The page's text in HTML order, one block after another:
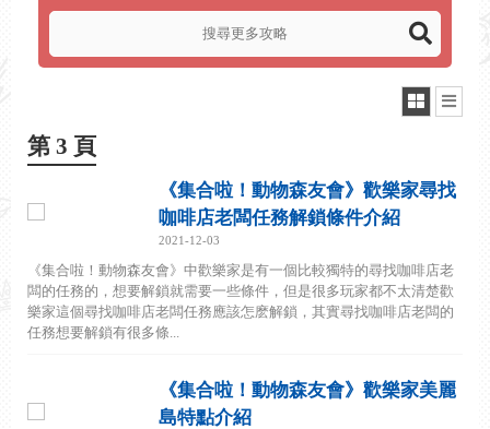
第 3 頁
《集合啦！動物森友會》歡樂家尋找
咖啡店老闆任務解鎖條件介紹
2021-12-03
《集合啦！動物森友會》中歡樂家是有一個比較獨特的尋找咖啡店老
闆的任務的，想要解鎖就需要一些條件，但是很多玩家都不太清楚歡
樂家這個尋找咖啡店老闆任務應該怎麽解鎖，其實尋找咖啡店老闆的
任務想要解鎖有很多條...
《集合啦！動物森友會》歡樂家美麗
島特點介紹